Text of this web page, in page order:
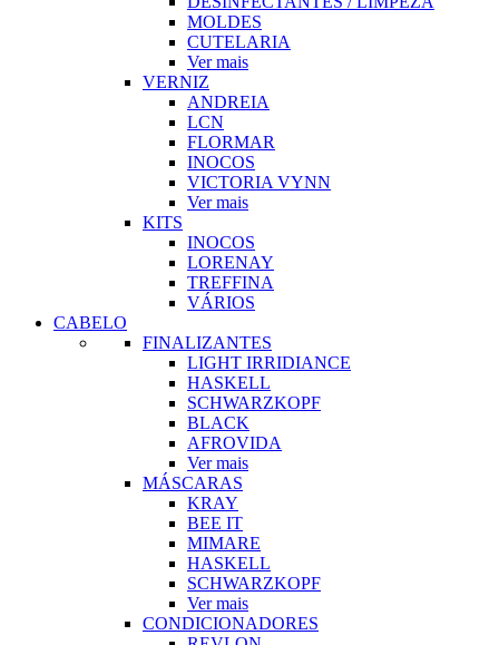
MOLDES
CUTELARIA
Ver mais
VERNIZ
ANDREIA
LCN
FLORMAR
INOCOS
VICTORIA VYNN
Ver mais
KITS
INOCOS
LORENAY
TREFFINA
VÁRIOS
CABELO
FINALIZANTES
LIGHT IRRIDIANCE
HASKELL
SCHWARZKOPF
BLACK
AFROVIDA
Ver mais
MÁSCARAS
KRAY
BEE IT
MIMARE
HASKELL
SCHWARZKOPF
Ver mais
CONDICIONADORES